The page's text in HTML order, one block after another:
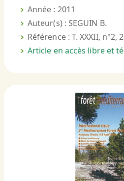
Année : 2011
Auteur(s) : SEGUIN B.
Référence : T. XXXII, n°2,
Article en accès libre et